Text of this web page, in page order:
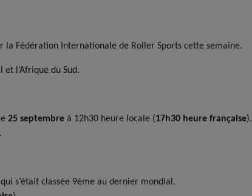
la Fédération Internationale de Roller Sports cette semaine.
et l’Afrique du Sud.
25 septembre à 12h30 heure locale (17h30 heure française).
qui s’était classée 9ème au dernier mondial.